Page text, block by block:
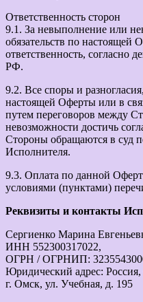
Ответственность сторон
9.1. За невыполнение или
обязательств по настоящей
ответственность, согласно
РФ.
9.2. Все споры и
настоящей Оферты или в
путем переговоров между
невозможности достичь
Стороны обращаются в суд
Исполнителя.
9.3. Оплата по данной
условиями (пунктами)
Реквизиты и контакты
Сергиенко Марина
ИНН 552300317022,
ОГРН / ОГРНИП:
Юридический адрес: Россия,
г. Омск, ул. Учебная, д. 195